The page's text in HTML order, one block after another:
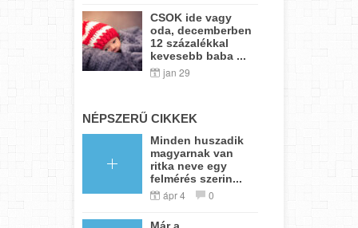
CSOK ide vagy
oda, decemberben
12 százalékkal
kevesebb baba ...
jan 29
NÉPSZERŰ CIKKEK
Minden huszadik
magyarnak van
ritka neve egy
felmérés szerin...
ápr 4 0
Már a